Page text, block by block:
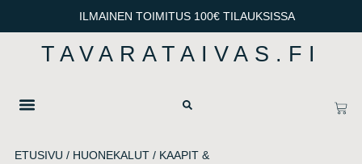
ILMAINEN TOIMITUS 100€ TILAUKSISSA
TAVARATAIVAS.FI
ETUSIVU / HUONEKALUT/ KAAPIT &